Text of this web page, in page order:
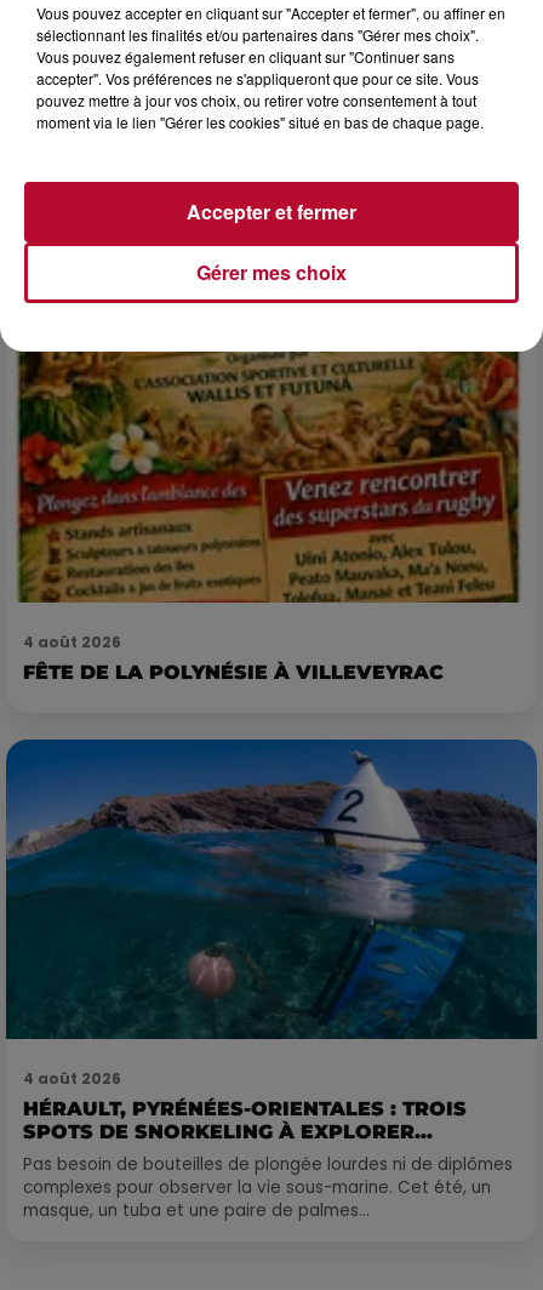
6 août 2026
Après un franc succès l'été dernier, le spectacle « Le Rêve
du gladiateur » revient illuminer l'amphithéâtre romain les 6,
7 et 8 août. Une fresque nocturne...
4 août 2026
FÊTE DE LA POLYNÉSIE À VILLEVEYRAC
4 août 2026
HÉRAULT, PYRÉNÉES-ORIENTALES : TROIS
SPOTS DE SNORKELING À EXPLORER...
Pas besoin de bouteilles de plongée lourdes ni de diplômes
complexes pour observer la vie sous-marine. Cet été, un
masque, un tuba et une paire de palmes...
Vous pouvez accepter en cliquant sur "Accepter et fermer", ou affiner en
sélectionnant les finalités et/ou partenaires dans "Gérer mes choix".
Vous pouvez également refuser en cliquant sur "Continuer sans
accepter". Vos préférences ne s'appliqueront que pour ce site. Vous
pouvez mettre à jour vos choix, ou retirer votre consentement à tout
moment via le lien "Gérer les cookies" situé en bas de chaque page.
Gérer mes choix
Accepter et fermer